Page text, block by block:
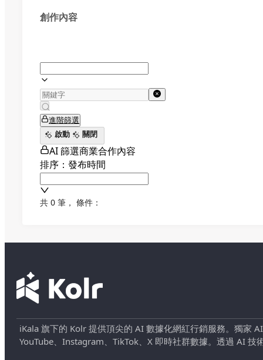
創作內容
進階篩選
啟動
關閉
AI 篩選商業合作內容
排序：發布時間
共 0 筆 ， 條件：
iKala 旗下的 Kolr 提供頂尖的 AI 數據化網紅行銷服務。獨家
YouTube、Instagram、TikTok、X 即時社群數據。透過 AI